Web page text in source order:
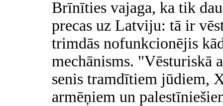
Brīnīties vajaga, ka tik
precas uz Latviju: tā ir
trimdās nofunkcionējis
mechānisms. "Vēsturiskā
senis tramdītiem jūdiem,
armēņiem un